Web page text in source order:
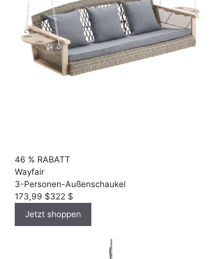
46 % RABATT
Wayfair
3-Personen-Außenschaukel
173,99 $322 $
Jetzt shoppen